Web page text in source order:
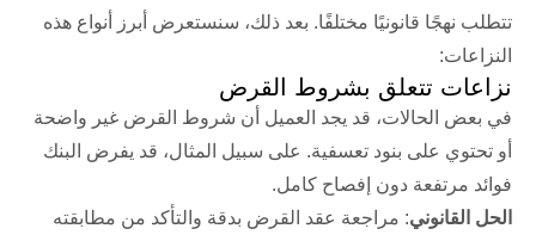
تتطلب نهجًا قانونيًا مختلفًا. بعد ذلك، سنستعرض أبرز أنواع هذه
النزاعات:
نزاعات تتعلق بشروط القرض
في بعض الحالات، قد يجد العميل أن شروط القرض غير واضحة
أو تحتوي على بنود تعسفية. على سبيل المثال، قد يفرض البنك
فوائد مرتفعة دون إفصاح كامل.
الحل القانوني: مراجعة عقد القرض بدقة والتأكد من مطابقته